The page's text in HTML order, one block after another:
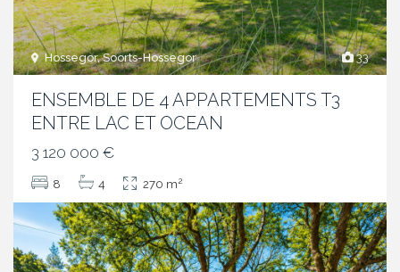
33
Hossegor, Soorts-Hossegor
ENSEMBLE DE 4 APPARTEMENTS T3
ENTRE LAC ET OCEAN
3 120 000 €
8 4 270 m2